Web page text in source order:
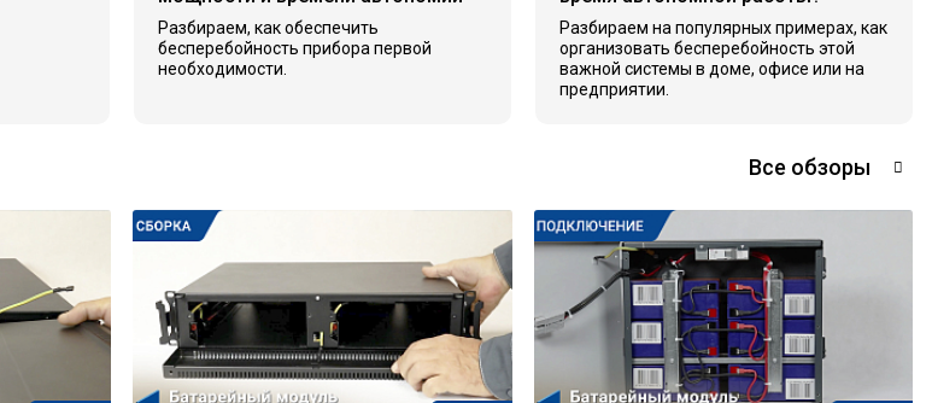
Разбираем, как обеспечить
бесперебойность прибора первой
необходимости.
Разбираем на популярных примерах, как
организовать бесперебойность этой
важной системы в доме, офисе или на
предприятии.
Все обзоры